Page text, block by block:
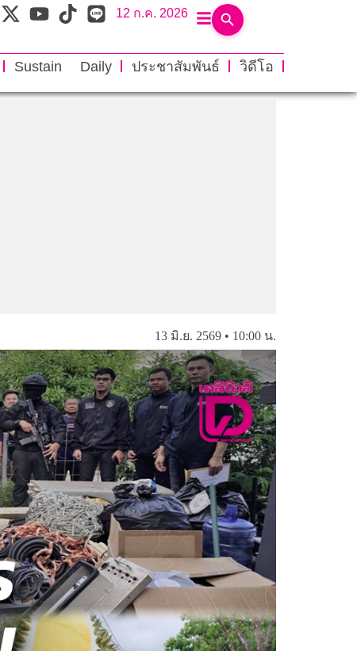
12 ก.ค. 2026
Sustain Daily ประชาสัมพันธ์
วิดีโอ
13 มิ.ย. 2569 • 10:00 น.